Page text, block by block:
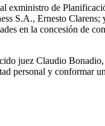
exministro de
S.A., Ernesto
en la concesión de
juez Claudio
personal y conformar